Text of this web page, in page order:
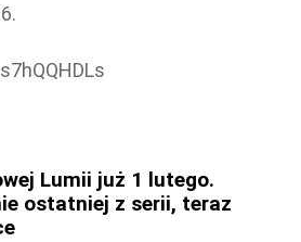
Lumii już 1 lutego.
ostatniej z serii, teraz